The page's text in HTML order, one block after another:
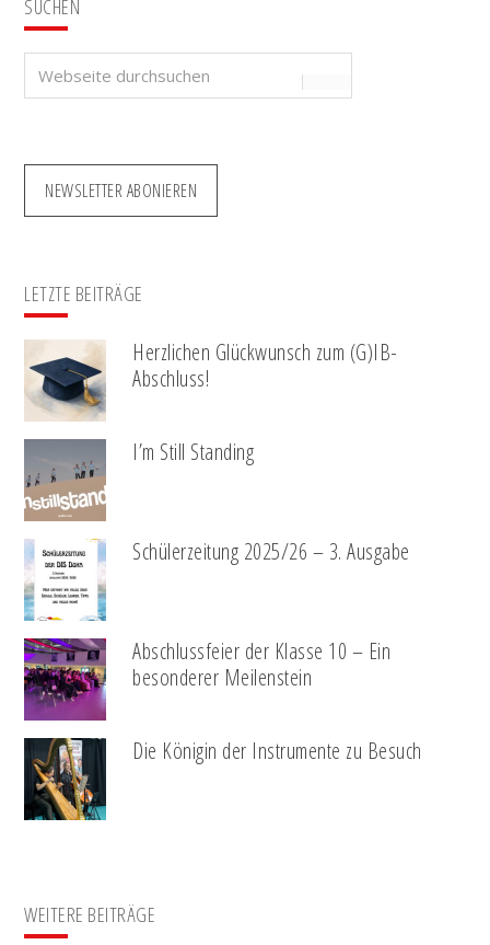
SUCHEN
Webseite
NEWSLETTER ABONIEREN
LETZTE BEITRÄGE
Herzlichen Glückwunsch zum (G)IB-
Abschluss!
I’m Still Standing
Schülerzeitung 2025/26 – 3. Ausgabe
Abschlussfeier der Klasse 10 – Ein
besonderer Meilenstein
Die Königin der Instrumente zu Besuch
WEITERE BEITRÄGE